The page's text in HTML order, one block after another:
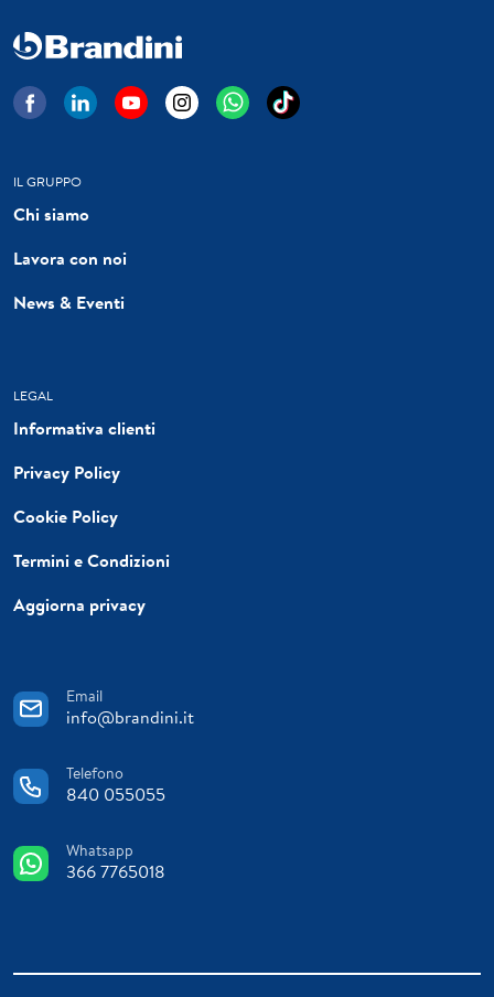
IL GRUPPO
Chi siamo
Lavora con noi
News & Eventi
LEGAL
Informativa clienti
Privacy Policy
Cookie Policy
Termini e Condizioni
Aggiorna privacy
Email
info@brandini.it
Telefono
840 055055
Whatsapp
366 7765018